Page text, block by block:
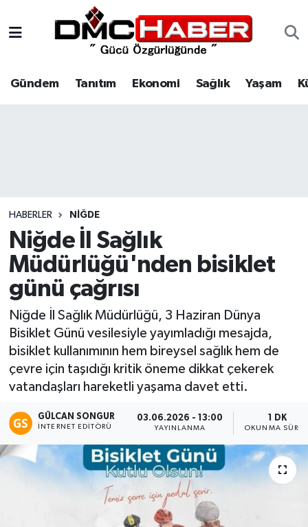
Gündem Tanıtım Ekonomi Sağlık Yaşam
HABERLER NIĞDE
Niğde İl Sağlık
Müdürlüğü'nden bisiklet
günü çağrısı
Niğde İl Sağlık Müdürlüğü, 3 Haziran Dünya
Bisiklet Günü vesilesiyle yayımladığı mesajda,
bisiklet kullanımının hem bireysel sağlık hem de
çevre için taşıdığı kritik öneme dikkat çekerek
vatandaşları hareketli yaşama davet etti.
GÜLCAN SONGUR
İNTERNET EDITÖRÜ
03.06.2026 - 13:00
YAYINLANMA
1 DK
OKUNMA
Tanıtım
Spor
Siyaset
Eğitim
Teknoloji
Nöbetçi Eczaneler
Hava Durumu
Son Dakika Haberleri
Haber Arşivi